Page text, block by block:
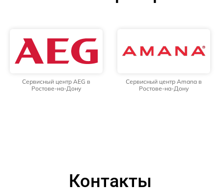
Сервисный центр AEG в
Ростове-на-Дону
Сервисный центр Amana в
Ростове-на-Дону
Контакты